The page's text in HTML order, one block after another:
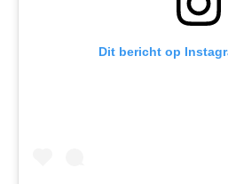
Dit bericht op